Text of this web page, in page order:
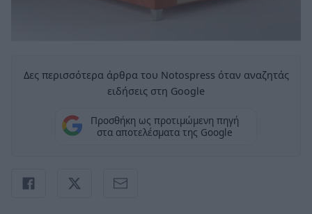
Δες περισσότερα άρθρα του Notospress όταν αναζητάς
ειδήσεις στη Google
Προσθήκη ως προτιμώμενη πηγή
στα αποτελέσματα της Google